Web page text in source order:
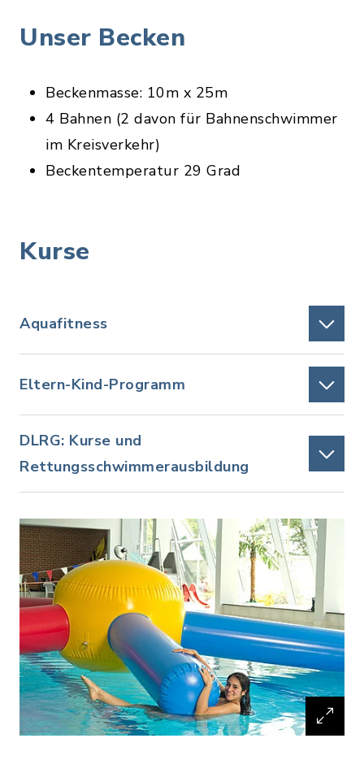
Unser Becken
Beckenmasse: 10m x 25m
4 Bahnen (2 davon für Bahnenschwimmer
im Kreisverkehr)
Beckentemperatur 29 Grad
Kurse
Aquafitness
Eltern-Kind-Programm
DLRG: Kurse und
Rettungsschwimmerausbildung